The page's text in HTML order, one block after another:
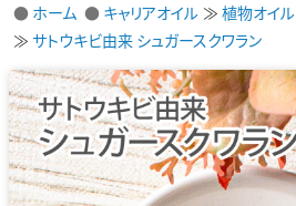
ホーム キャリアオイル
植物オイル
サトウキビ由来 シュガースクワラン